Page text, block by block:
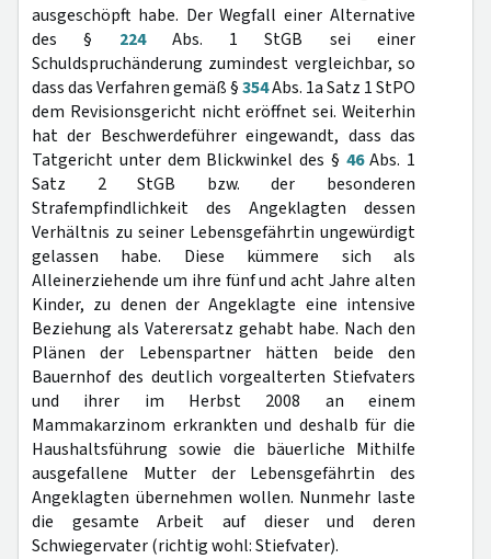
ausgeschöpft habe. Der Wegfall einer Alternative
des § 224Abs. 1 StGB sei einer
Schuldspruchänderung zumindest vergleichbar, so
dass das Verfahren gemäß §354Abs. 1a Satz 1 StPO
dem Revisionsgericht nicht eröffnet sei. Weiterhin
hat der Beschwerdeführer eingewandt, dass das
Tatgericht unter dem Blickwinkel des § 46Abs. 1
Satz 2 StGB bzw. der besonderen
Strafempfindlichkeit des Angeklagten dessen
Verhältnis zu seiner Lebensgefährtin ungewürdigt
gelassen habe. Diese kümmere sich als
Alleinerziehende um ihre fünf und acht Jahre alten
Kinder, zu denen der Angeklagte eine intensive
Beziehung als Vaterersatz gehabt habe. Nach den
Plänen der Lebenspartner hätten beide den
Bauernhof des deutlich vorgealterten Stiefvaters
und ihrer im Herbst 2008 an einem
Mammakarzinom erkrankten und deshalb für die
Haushaltsführung sowie die bäuerliche Mithilfe
ausgefallene Mutter der Lebensgefährtin des
Angeklagten übernehmen wollen. Nunmehr laste
die gesamte Arbeit auf dieser und deren
Schwiegervater (richtig wohl: Stiefvater).